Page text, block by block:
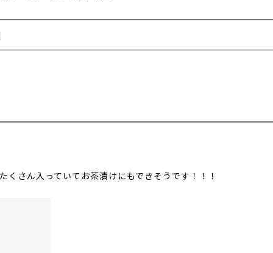
さん入っていてお茶漬けにもできそうです！！！